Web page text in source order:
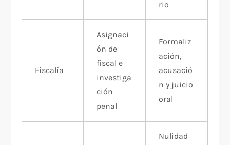
rio
Fiscalía
Asignaci
ón de
fiscal e
investiga
ción
penal
Formaliz
ación,
acusació
n y juicio
oral
Nulidad